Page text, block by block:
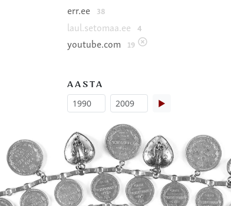
err.ee 38
laul.setomaa.ee 4
youtube.com 19
AASTA
▶